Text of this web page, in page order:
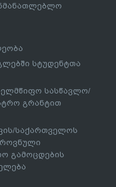
სტუდენტთა
სასწავლო/
გრანტით
საქართველოს
გამოცდების